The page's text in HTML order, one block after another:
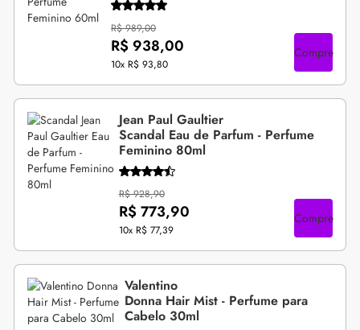
R$ 989,00
R$ 938,00
10x R$ 93,80
Compre
Jean Paul Gaultier
Scandal Eau de Parfum - Perfume
Feminino 80ml
R$ 928,90
R$ 773,90
10x R$ 77,39
Compre
Valentino
Donna Hair Mist - Perfume para
Cabelo 30ml